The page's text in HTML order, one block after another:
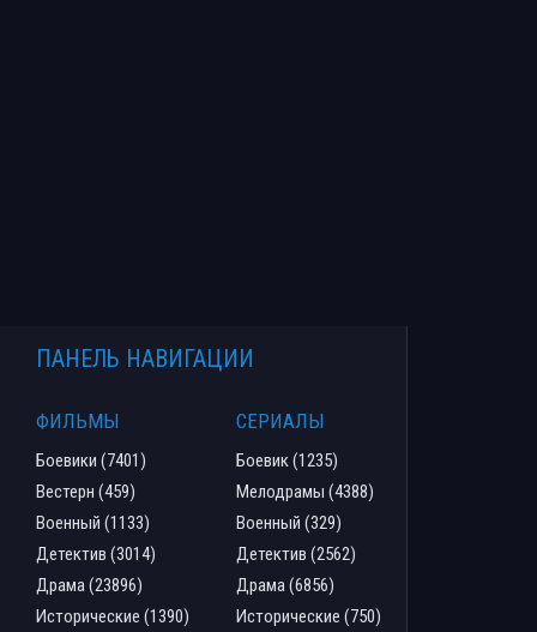
ПАНЕЛЬ НАВИГАЦИИ
ФИЛЬМЫ
Боевики (7401)
Вестерн (459)
Военный (1133)
Детектив (3014)
Драма (23896)
Исторические (1390)
СЕРИАЛЫ
Боевик (1235)
Мелодрамы (4388)
Военный (329)
Детектив (2562)
Драма (6856)
Исторические (750)